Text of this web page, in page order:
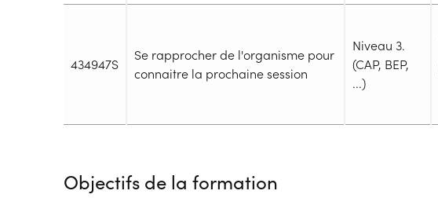
434947S
Se rapprocher de l'organisme pour
connaitre la prochaine session
Niveau 3.
(CAP, BEP,
...)
Durée en centre :462h
Objectifs de la formation